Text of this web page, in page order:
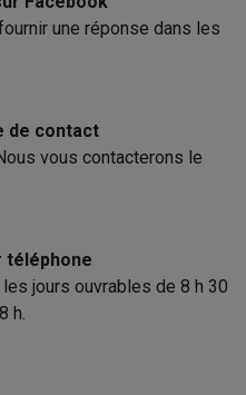
une réponse dans les
de contact
vous contacterons le
téléphone
jours ouvrables de 8 h 30
h.